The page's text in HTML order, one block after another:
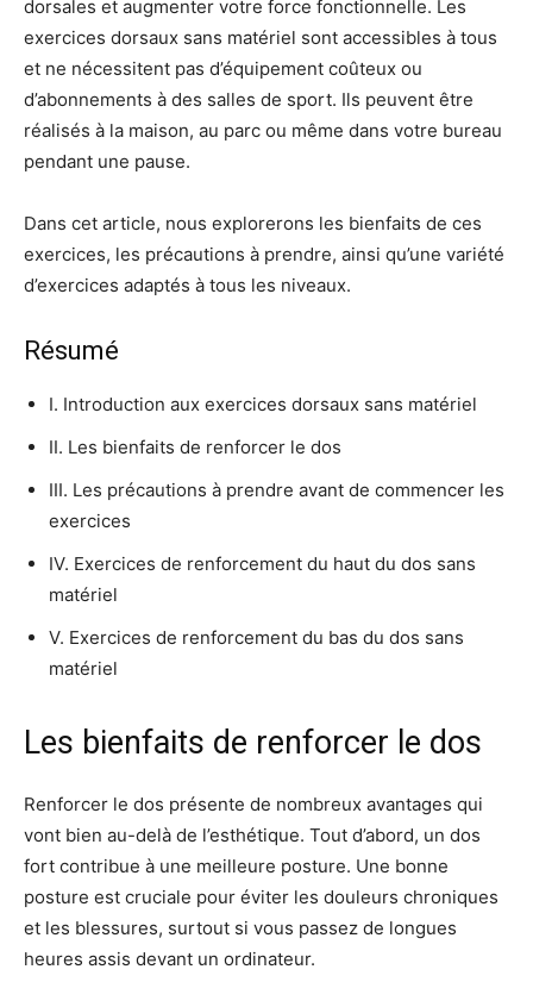
dorsales et augmenter votre force fonctionnelle. Les
exercices dorsaux sans matériel sont accessibles à tous
et ne nécessitent pas d’équipement coûteux ou
d’abonnements à des salles de sport. Ils peuvent être
réalisés à la maison, au parc ou même dans votre bureau
pendant une pause.
Dans cet article, nous explorerons les bienfaits de ces
exercices, les précautions à prendre, ainsi qu’une variété
d’exercices adaptés à tous les niveaux.
Résumé
I. Introduction aux exercices dorsaux sans matériel
II. Les bienfaits de renforcer le dos
III. Les précautions à prendre avant de commencer les
exercices
IV. Exercices de renforcement du haut du dos sans
matériel
V. Exercices de renforcement du bas du dos sans
matériel
Les bienfaits de renforcer le dos
Renforcer le dos présente de nombreux avantages qui
vont bien au-delà de l’esthétique. Tout d’abord, un dos
fort contribue à une meilleure posture. Une bonne
posture est cruciale pour éviter les douleurs chroniques
et les blessures, surtout si vous passez de longues
heures assis devant un ordinateur.